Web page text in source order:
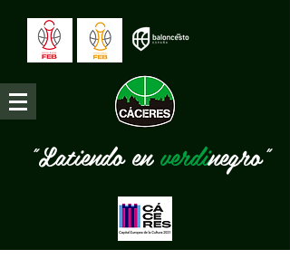
"Latiendo enverdinegro"